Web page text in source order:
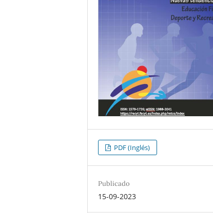
PDF (Inglés)
Publicado
15-09-2023